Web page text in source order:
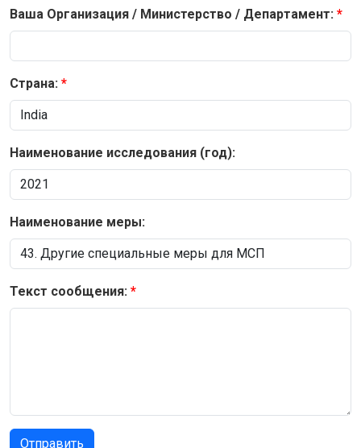
Ваша Организация / Министерство / Департамент:
Страна:
Наименование исследования (год):
Наименование меры:
Текст сообщения: